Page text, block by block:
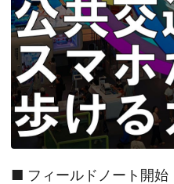
■ フィールドノート開始